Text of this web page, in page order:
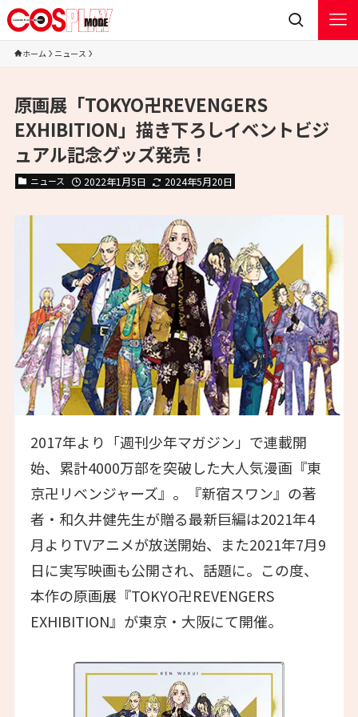
ホーム ニュース
原画展「TOKYO卍REVENGERS
EXHIBITION」描き下ろしイベントビジ
ュアル記念グッズ発売！
ニュース 2022年1月5日 2024年5月20日
2017年より「週刊少年マガジン」で連載開
始、累計4000万部を突破した大人気漫画『東
京卍リベンジャーズ』。『新宿スワン』の著
者・和久井健先生が贈る最新巨編は2021年4
月よりTVアニメが放送開始、また2021年7月9
日に実写映画も公開され、話題に。この度、
本作の原画展『TOKYO卍REVENGERS
EXHIBITION』が東京・大阪にて開催。